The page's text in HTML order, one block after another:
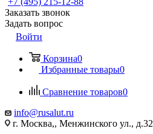
Заказать звонок
Задать вопрос
Войти
Корзина0
Избранные товары0
Сравнение товаров0
info@rusalut.ru
г. Москва,, Менжинского ул., д.32